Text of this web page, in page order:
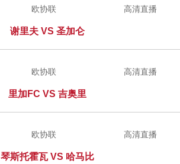
欧协联
谢里夫 VS 圣加仑
高清直播
欧协联
里加FC VS 吉奥里
高清直播
欧协联
琴斯托霍瓦 VS 哈马比
高清直播